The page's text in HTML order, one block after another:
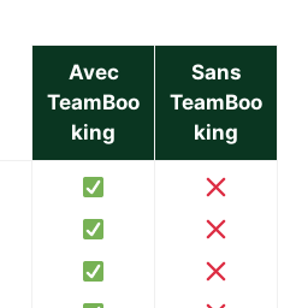
Avec
TeamBoo
king
Sans
TeamBoo
king